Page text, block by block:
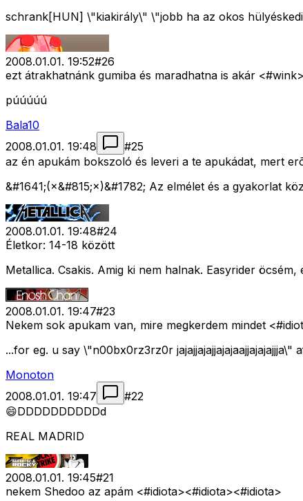
schrank[HUN] \"kiakirály\" \"jobb ha az okos
2008.01.01. 19:52#26
ezt átrakhatnánk gumiba és maradhatna is akár <#wink>
púúúúú
Bala10
2008.01.01. 19:48
#25
az én apukám bokszoló és leveri a te apukádat, mert
&#1641;(×&#815;×)&#1782; Az elmélet és a gyakorlat
2008.01.01. 19:48#24
Életkor: 14-18 között
Metallica. Csakis. Amig ki nem halnak. Easyrider öcsém,
2008.01.01. 19:47#23
Nekem sok apukam van, mire megkerdem mindet
...for eg. u say \"n00bx0rz3rz0r
Monoton
2008.01.01. 19:47
#22
😄DDDDDDDDDDd
REAL MADRID
2008.01.01. 19:45#21
nekem Shedoo az apám <#idiota><#idiota><#idiota>